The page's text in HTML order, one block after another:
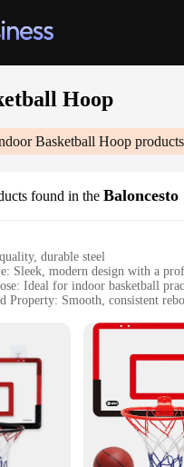
Hoop
Basketball Hoop
found in the Baloncesto
durable steel
Sleek, modern design with a
Ideal for indoor basketball
Property: Smooth, consistent
Suitable for all ages and skill
Experience**
Hoop Baloncesto is a
of intense play, ensuring
or just starting out, this